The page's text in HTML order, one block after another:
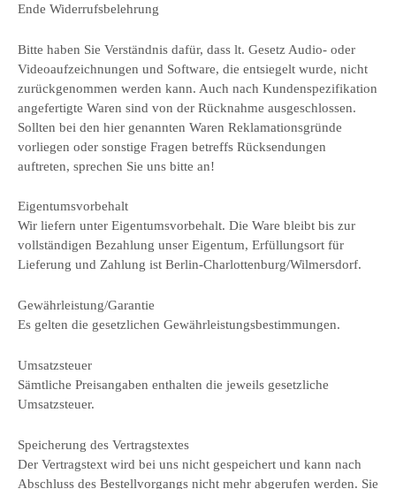
Ende Widerrufsbelehrung
Bitte haben Sie Verständnis dafür, dass lt. Gesetz Audio- oder
Videoaufzeichnungen und Software, die entsiegelt wurde, nicht
zurückgenommen werden kann. Auch nach Kundenspezifikation
angefertigte Waren sind von der Rücknahme ausgeschlossen.
Sollten bei den hier genannten Waren Reklamationsgründe
vorliegen oder sonstige Fragen betreffs Rücksendungen
auftreten, sprechen Sie uns bitte an!
Eigentumsvorbehalt
Wir liefern unter Eigentumsvorbehalt. Die Ware bleibt bis zur
vollständigen Bezahlung unser Eigentum, Erfüllungsort für
Lieferung und Zahlung ist Berlin-Charlottenburg/Wilmersdorf.
Gewährleistung/Garantie
Es gelten die gesetzlichen Gewährleistungsbestimmungen.
Umsatzsteuer
Sämtliche Preisangaben enthalten die jeweils gesetzliche
Umsatzsteuer.
Speicherung des Vertragstextes
Der Vertragstext wird bei uns nicht gespeichert und kann nach
Abschluss des Bestellvorgangs nicht mehr abgerufen werden. Sie